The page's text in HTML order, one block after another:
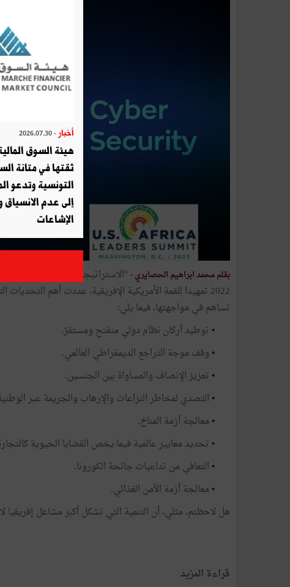
بقلم محمد ابراهيم الحصايري -
2022 تمهيدا للقمة الأمريكية الإفريقية، عددت أهم
تساهم في مواجهتها، فيما يلي:
• توطيد أركان نظام دولي منفتح ومستقرّ.
• وقف موجة التراجع الديمقراطي العالمي.
• تعزيز الإنصاف والمساواة بين الجنسين.
• التصدي لمخاطر النزاعات والإرهاب والجريمة عبر
• معالجة أزمة المناخ.
• تحديد معايير عالمية فيما يخص القضايا الحيوية
• التعافي من تداعيات جائحة الكورونا.
• معالجة أزمة الأمن الغذائي.
هل لاحظتم، مثلي، أن التنمية التي تشكل أكبر مشاغل إفريقيا
قراءة المزيد
أخبار - 2026.07.30
هيئة السوق
ثقتها في متانة
التونسية وتدعو
إلى عدم الانسياق
الإشاعات